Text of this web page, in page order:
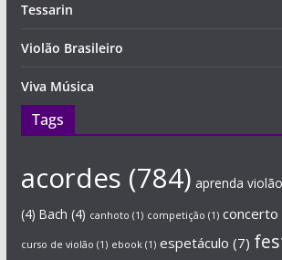
Tessarin
Violão Brasileiro
Viva Música
Tags
acordes (784) aprenda violão
(4) Bach (4) canhoto (1) competição (1) concerto
curso de violão (1) ebook(1) espetáculo (7)